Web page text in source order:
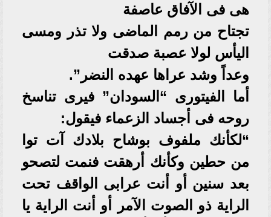
هى فى الآفاق عاصفة
تجتاح من رمم الماضى ولا تذر ومسى
اليأس لولا عصبة صدقت
وعداً وشد عراها عهده النضر”.
أما الفيتورى “السودان” فيرى تناسخ
روحه فى أجساد الزعماء فيقول:
“لكأنك ملفوف بوشاح بلادك آت توا
من حطين وكأنك أرهقت فنمت لتصحو
بعد سنين أو أنت عرابى الواقف تحت
الراية ذو الصوت الآمر أو أنت الراية يا